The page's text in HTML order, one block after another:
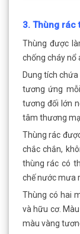
3. Thùng rác
Thùng được
chống cháy nổ
Dung tích
tương ứng
tương đối lớn
tâm thương
Thùng rác
chắc chắn,
thùng rác có
chế nước mưa
Thùng có hai
và hữu cơ.
màu vàng